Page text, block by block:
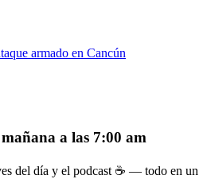
armado en Cancún
a las 7:00 am
del día y el podcast ☕ — todo en un